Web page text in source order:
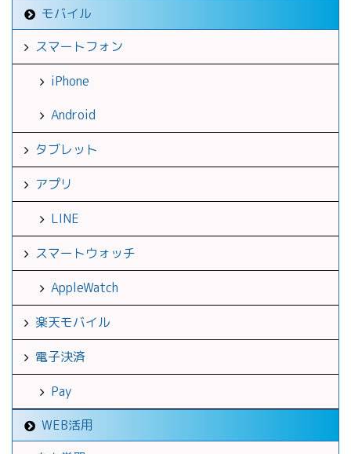
モバイル
スマートフォン
iPhone
Android
タブレット
アプリ
LINE
スマートウォッチ
AppleWatch
楽天モバイル
電子決済
Pay
WEB活用